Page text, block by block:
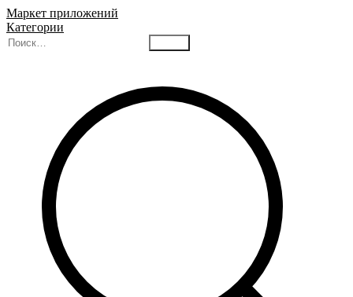
Маркет приложений
Категории